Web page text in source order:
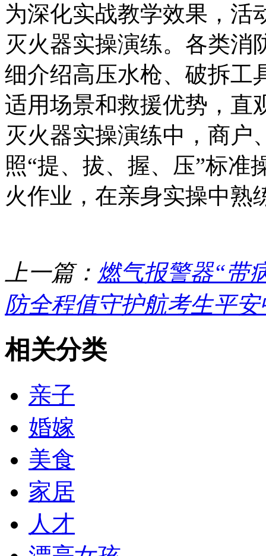
为深化实战教学效果，活
灭火器实操演练。各类消
细介绍高压水枪、破拆工
适用场景和救援优势，直
灭火器实操演练中，商户
照“提、拔、握、压”标准
火作业，在亲身实操中熟
上一篇： 燃气报警器“带
防全程值守护航考生平安
相关分类
亲子
婚嫁
美食
家居
人才